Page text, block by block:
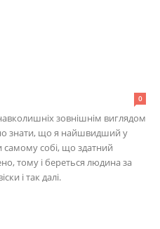
0
зовнішнім виглядом
знати, що я найшвидший у
самому собі, що здатний
тому і береться людина за
і так далі.